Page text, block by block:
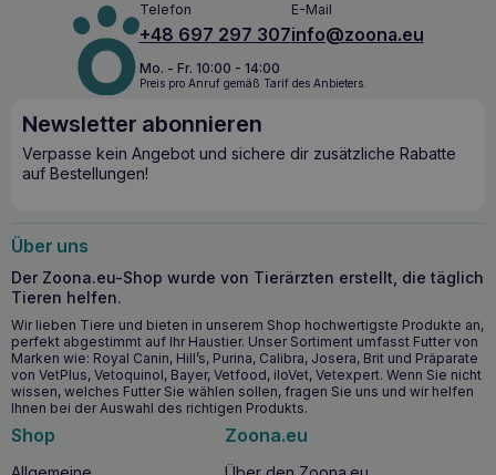
Telefon
+48 697 297 307
E-Mail
info@zoona.eu
Mo. - Fr. 10:00 - 14:00
Preis pro Anruf gemäß Tarif des Anbieters.
Newsletter abonnieren
Verpasse kein Angebot und sichere dir zusätzliche Rabatte
auf Bestellungen!
Über uns
Der Zoona.eu-Shop wurde von Tierärzten erstellt, die täglich
Tieren helfen.
Wir lieben Tiere und bieten in unserem Shop hochwertigste Produkte an,
perfekt abgestimmt auf Ihr Haustier. Unser Sortiment umfasst Futter von
Marken wie: Royal Canin, Hill’s, Purina, Calibra, Josera, Brit und Präparate
von VetPlus, Vetoquinol, Bayer, Vetfood, iloVet, Vetexpert. Wenn Sie nicht
wissen, welches Futter Sie wählen sollen, fragen Sie uns und wir helfen
Ihnen bei der Auswahl des richtigen Produkts.
Shop Zoona.eu